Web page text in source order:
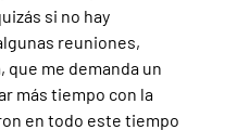
si no hay
reuniones,
que me demanda un
más tiempo con la
en todo este tiempo